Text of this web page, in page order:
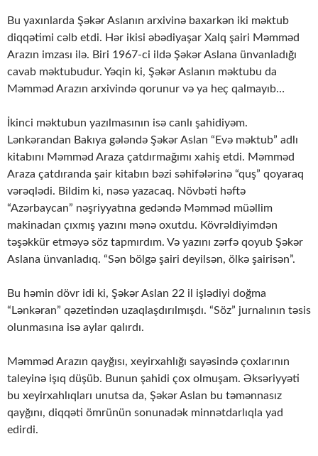
Bu yaxınlarda Şəkər Aslanın arxivinə baxarkən iki məktub
diqqətimi cəlb etdi. Hər ikisi əbədiyaşar Xalq şairi Məmməd
Arazın imzası ilə. Biri 1967-ci ildə Şəkər Aslana ünvanladığı
cavab məktubudur. Yəqin ki, Şəkər Aslanın məktubu da
Məmməd Arazın arxivində qorunur və ya heç qalmayıb…
İkinci məktubun yazılmasının isə canlı şahidiyəm.
Lənkərandan Bakıya gələndə Şəkər Aslan “Evə məktub” adlı
kitabını Məmməd Araza çatdırmağımı xahiş etdi. Məmməd
Araza çatdıranda şair kitabın bəzi səhifələrinə “quş” qoyaraq
vərəqlədi. Bildim ki, nəsə yazacaq. Növbəti həftə
“Azərbaycan” nəşriyyatına gedəndə Məmməd müəllim
makinadan çıxmış yazını mənə oxutdu. Kövrəldiyimdən
təşəkkür etməyə söz tapmırdım. Və yazını zərfə qoyub Şəkər
Aslana ünvanladıq. “Sən bölgə şairi deyilsən, ölkə şairisən”.
Bu həmin dövr idi ki, Şəkər Aslan 22 il işlədiyi doğma
“Lənkəran” qəzetindən uzaqlaşdırılmışdı. “Söz” jurnalının təsis
olunmasına isə aylar qalırdı.
Məmməd Arazın qayğısı, xeyirxahlığı sayəsində çoxlarının
taleyinə işıq düşüb. Bunun şahidi çox olmuşam. Əksəriyyəti
bu xeyirxahlıqları unutsa da, Şəkər Aslan bu təmənnasız
qayğını, diqqəti ömrünün sonunadək minnətdarlıqla yad
edirdi.